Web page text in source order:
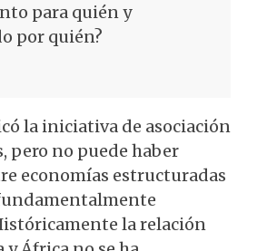
para quién y
por quién?
la iniciativa de asociación
pero no puede haber
economías estructuradas
la relación